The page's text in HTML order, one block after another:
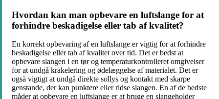
Hvordan kan man opbevare en luftslange for at
forhindre beskadigelse eller tab af kvalitet?
En korrekt opbevaring af en luftslange er vigtig for at forhindre
beskadigelse eller tab af kvalitet over tid. Det er bedst at
opbevare slangen i en tør og temperaturkontrolleret omgivelser
for at undgå krakelering og ødelæggelse af materialet. Det er
også vigtigt at undgå direkte sollys og kontakt med skarpe
genstande, der kan punktere eller ridse slangen. En af de bedste
måder at opbevare en luftslange er at bruge en slangeholder